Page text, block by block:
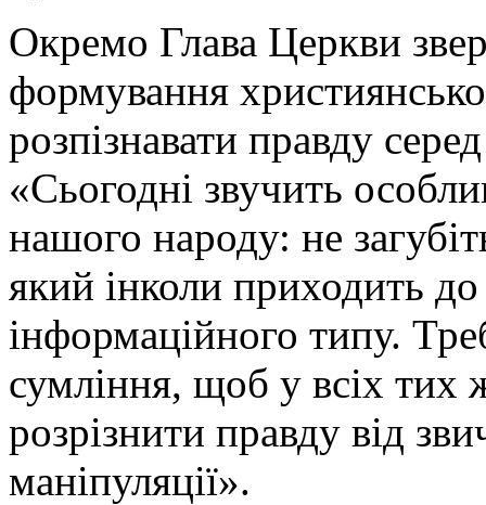
Окремо Глава Церкви
формування
розпізнавати правду
«Сьогодні звучить
нашого народу: не
який інколи приходить до
інформаційного типу.
сумління, щоб у всіх тих
розрізнити правду від
маніпуляції».